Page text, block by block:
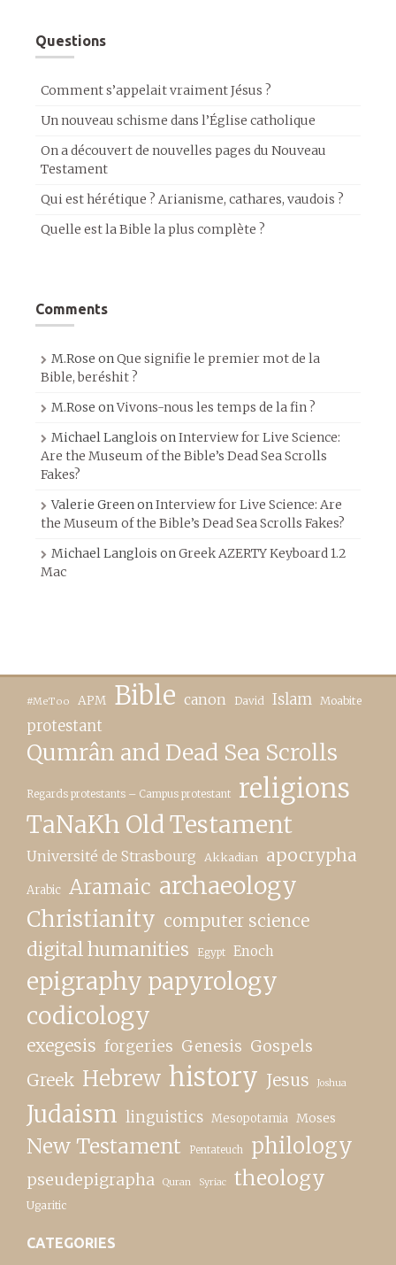
Questions
Comment s’appelait vraiment Jésus ?
Un nouveau schisme dans l’Église catholique
On a découvert de nouvelles pages du Nouveau
Testament
Qui est hérétique ? Arianisme, cathares, vaudois ?
Quelle est la Bible la plus complète ?
Comments
M.Rose onQue signifie le premier mot de la
Bible, beréshit ?
M.Rose onVivons-nous les temps de la fin ?
Michael Langlois onInterview for Live Science:
Are the Museum of the Bible’s Dead Sea Scrolls
Fakes?
Valerie GreenonInterview for Live Science: Are
the Museum of the Bible’s Dead Sea Scrolls Fakes?
Michael Langlois onGreek AZERTY Keyboard 1.2
Mac
#MeToo APM Bible canon David Islam Moabite
protestant
Qumrân and Dead Sea Scrolls
Regards protestants – Campus protestant religions
TaNaKh Old Testament
Université de Strasbourg Akkadian apocrypha
Arabic Aramaic archaeology
Christianity computer science
digital humanities Egypt Enoch
epigraphy papyrology
codicology
exegesis forgeries Genesis Gospels
Greek Hebrew history Jesus Joshua
Judaism linguistics Mesopotamia Moses
New Testament Pentateuch philology
pseudepigrapha Quran Syriac theology
Ugaritic
CATEGORIES